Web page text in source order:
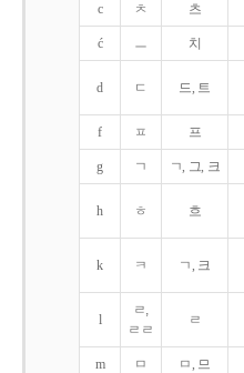
c ㅊ 츠
ć ㅡ 치
d ㄷ 드, 트
f ㅍ 프
g ㄱ ㄱ, 그, 크
h ㅎ 흐
k ㅋ ㄱ, 크
l
ㄹ,
ㄹㄹ
ㄹ
m ㅁ ㅁ, 므